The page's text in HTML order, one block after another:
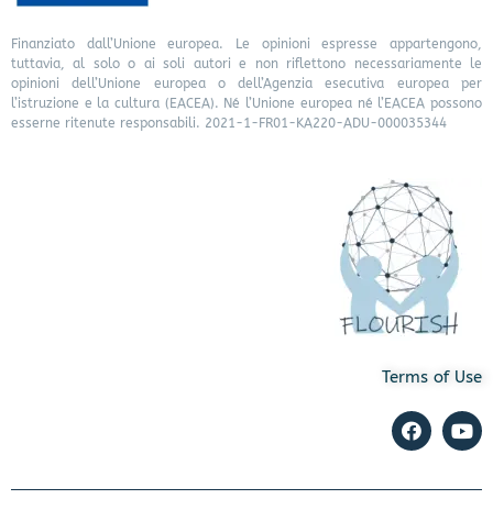
Finanziato dall’Unione europea. Le opinioni espresse appartengono,
tuttavia, al solo o ai soli autori e non riflettono necessariamente le
opinioni dell’Unione europea o dell’Agenzia esecutiva europea per
l’istruzione e la cultura (EACEA). Né l’Unione europea né l’EACEA possono
esserne ritenute responsabili. 2021-1-FR01-KA220-ADU-000035344
Terms of Use